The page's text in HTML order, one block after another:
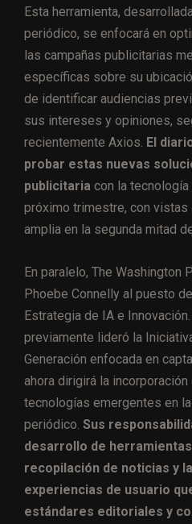
Esta herramienta,
periódico, se enfocará en
las campañas publicitarias
específicas sobre su
de identificar audiencias
sus intereses y opiniones,
recientemente Axios. El
probar estas nuevas
publicitaria con la
próximo trimestre, con vistas
amplia en la segunda mitad
En paralelo, The Washington
Phoebe Connelly al puesto
Estrategia de IA e
previamente lideró la
Generación enfocada en
ahora dirigirá la
tecnologías emergentes en
periódico. Sus
desarrollo de
recopilación de noticias y
experiencias de usuario
estándares editoriales y